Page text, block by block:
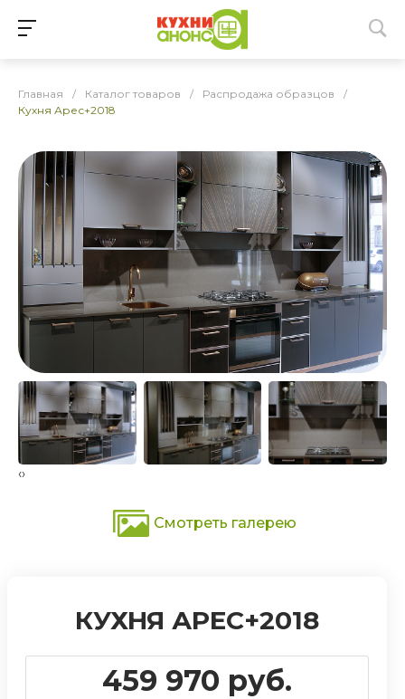
Главная / Каталог товаров / Распродажа образцов
/
Кухня Арес+2018
‹›
Смотреть галерею
КУХНЯ АРЕС+2018
459 970 руб.